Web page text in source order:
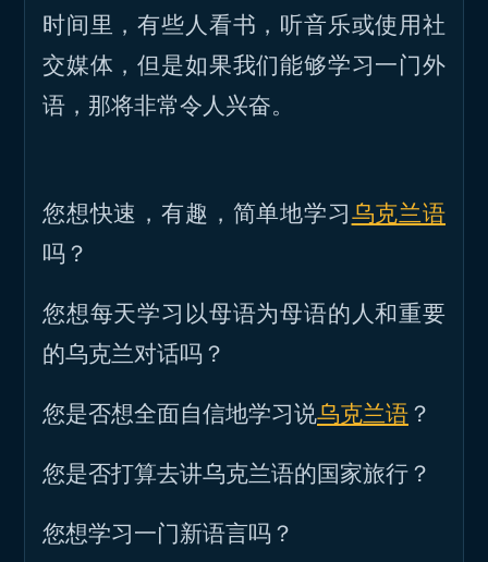
时间里，有些人看书，听音乐或使用社
交媒体，但是如果我们能够学习一门外
语，那将非常令人兴奋。
您想快速，有趣，简单地学习乌克兰语
吗？
您想每天学习以母语为母语的人和重要
的乌克兰对话吗？
您是否想全面自信地学习说乌克兰语？
您是否打算去讲乌克兰语的国家旅行？
您想学习一门新语言吗？